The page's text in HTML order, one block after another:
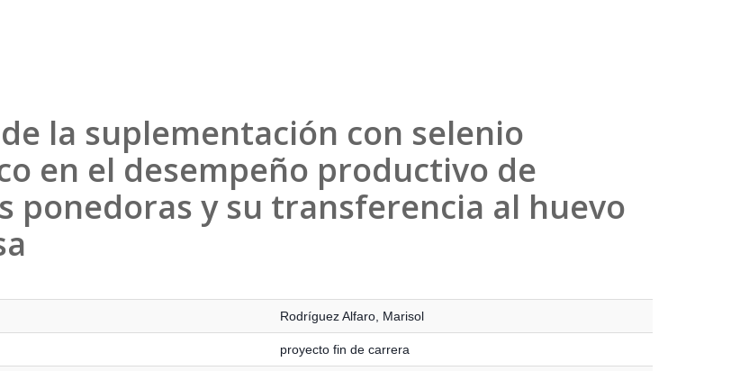
la suplementación con selenio
en el desempeño productivo de
ponedoras y su transferencia al huevo
Rodríguez Alfaro, Marisol
proyecto fin de carrera